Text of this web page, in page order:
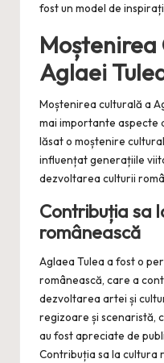
fost un model de
Moștenirea
Aglaei
Moștenirea culturală a
mai importante aspecte
lăsat o moștenire
influențat generațiile
dezvoltarea culturii
Contribuția sa
românească
Aglaea Tulea a fost o
românească, care a
dezvoltarea artei și
regizoare și scenaristă,
au fost apreciate de
Contribuția sa la cultura